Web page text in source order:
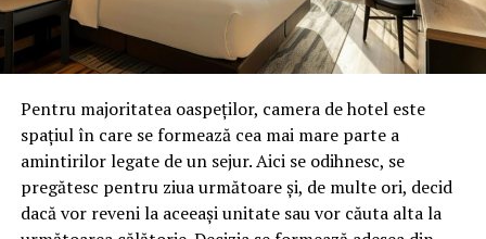
că prin textul de lege criticat și
ordinul MAI nr.300/2004, citez:
„sunt încălcate şi dispoziţiile art.
1 alin. (4) din Constituţie
referitor la principiul separaţiei
Pentru majoritatea oaspeților, camera de hotel este
spațiul în care se formează cea mai mare parte a
amintirilor legate de un sejur. Aici se odihnesc, se
pregătesc pentru ziua următoare și, de multe ori, decid
dacă vor reveni la aceeași unitate sau vor căuta alta la